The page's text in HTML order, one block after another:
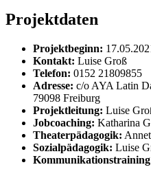
Projektdaten
Projektbeginn:
Kontakt: Luise Groß
Telefon: 0152 21809855
Adresse: c/o AYA Latin
79098 Freiburg
Projektleitung: Luise
Jobcoaching: Katharina
Theaterpädagogik:
Sozialpädagogik: Luise